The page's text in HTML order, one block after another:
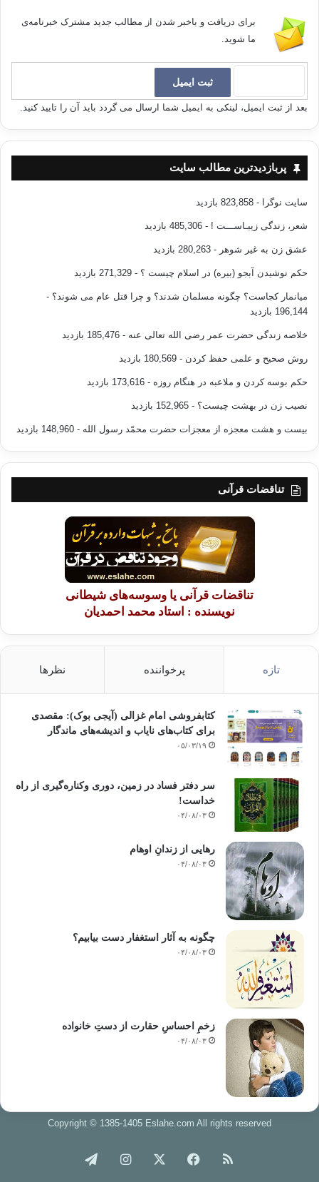
برای دریافت و باخبر شدن از مطالب جدید مشترک خبرنامه‌ی
ما شوید.
بعد از ثبت ایمیل، لینکی به ایمیل شما ارسال می گردد باید آن را تایید کنید.
پربازدیدترین مطالب سایت
سایت نوگرا - 823,858 بازدید
شعر، زندگی زیبـاســـت ! - 485,306 بازدید
عشق زن به غیر شوهر - 280,263 بازدید
حکم نوشیدن آبجو (بیره) در اسلام چیست ؟ - 271,329 بازدید
میانمار کجاست؟ چگونه مسلمان شدند؟ و چرا قتل عام می شوند؟ -
196,144 بازدید
خلاصه زندگی حضرت عمر رضی الله تعالی عنه - 185,476 بازدید
روش صحیح و علمی حفظ کردن - 180,569 بازدید
حکم بوسه کردن و ملاعبه در هنگام روزه - 173,616 بازدید
نصیب زن در بهشت چیست؟ - 152,965 بازدید
بیست و هشت معجزه از معجزات حضرت محمّد رسول الله - 148,960 بازدید
تناقضات قرآنی
تناقضات قرآنی یا وسوسه‌های شیطانی
نویسنده : استاد محمد احمدیان
تازه پرخواننده نظرها
کتابفروشی امام غزالی (آیجی بوک): مقصدی
برای کتاب‌های نایاب و اندیشه‌های ماندگار
۰۵/۰۳/۱۹
سر دفتر فساد در زمین‌، دوری وکناره‌گیری از راه
خداست‌!
۰۴/۰۸/۰۳
رهایی از زندانِ اوهام
۰۴/۰۸/۰۳
چگونه به آثار استغفار دست بیابیم؟
۰۴/۰۸/۰۳
زخمِ احساسِ حقارت از دستِ خانواده
۰۴/۰۸/۰۳
Copyright © 1385-1405 Eslahe.com All rights reserved
خوراک فیس اینستاگرام